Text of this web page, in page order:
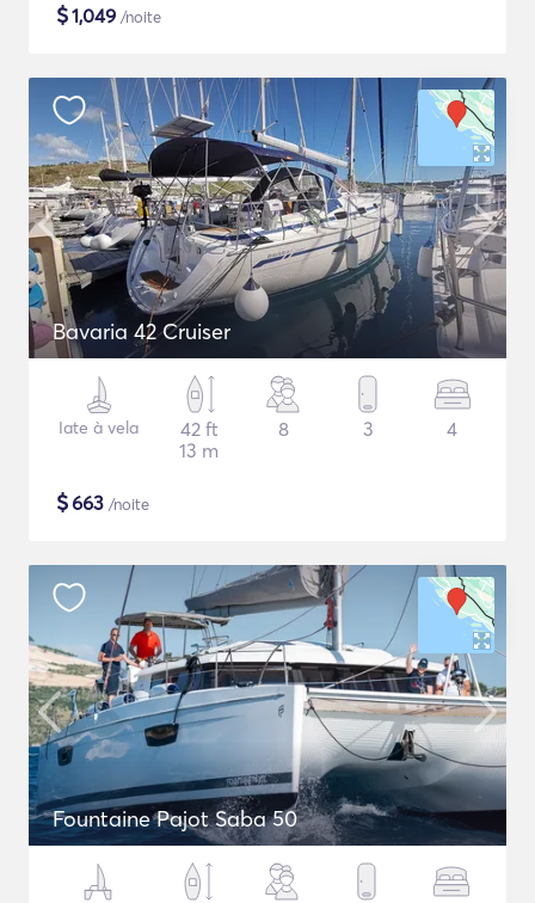
$1,049 /noite
Bavaria 42 Cruiser
Iate à vela
42 ft
13 m
8 3 4
$663 /noite
Fountaine Pajot Saba 50